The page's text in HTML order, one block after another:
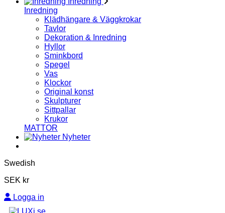
Inredning
Klädhängare & Väggkrokar
Tavlor
Dekoration & Inredning
Hyllor
Sminkbord
Spegel
Vas
Klockor
Original konst
Skulpturer
Sittpallar
Krukor
MATTOR
Nyheter
Swedish
SEK kr
Logga in